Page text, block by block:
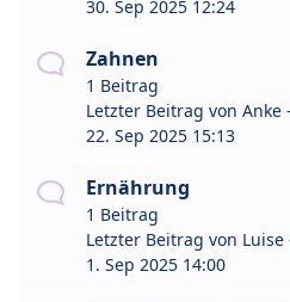
30. Sep 2025 12:24
Zahnen
1 Beitrag
Letzter Beitrag von Anke
22. Sep 2025 15:13
Ernährung
1 Beitrag
Letzter Beitrag von Luise
1. Sep 2025 14:00